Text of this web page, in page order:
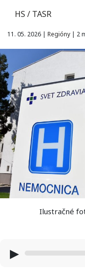
HS / TASR
11. 05. 2026 | Regióny | 2
Ilustračné
▶